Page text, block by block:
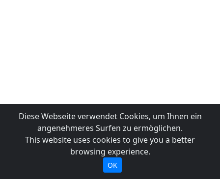
Diese Webseite verwendet Cookies, um Ihnen ein
angenehmeres Surfen zu ermöglichen.
This website uses cookies to give you a better
browsing experience.
OK